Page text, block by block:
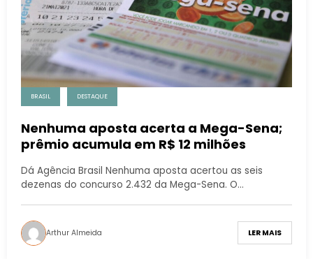
BRASIL DESTAQUE
Nenhuma aposta acerta a Mega-Sena;
prêmio acumula em R$ 12 milhões
Dá Agência Brasil Nenhuma aposta acertou as seis
dezenas do concurso 2.432 da Mega-Sena. O…
Arthur Almeida LER MAIS